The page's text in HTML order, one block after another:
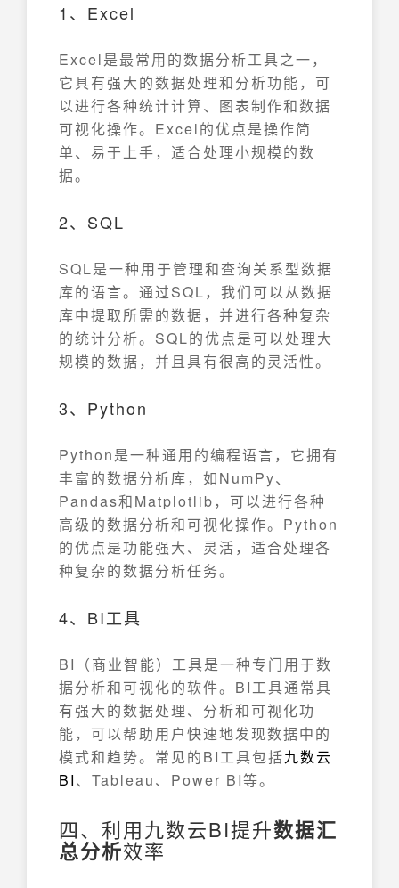
1、Excel
Excel是最常用的数据分析工具之一，
它具有强大的数据处理和分析功能，可
以进行各种统计计算、图表制作和数据
可视化操作。Excel的优点是操作简
单、易于上手，适合处理小规模的数
据。
2、SQL
SQL是一种用于管理和查询关系型数据
库的语言。通过SQL，我们可以从数据
库中提取所需的数据，并进行各种复杂
的统计分析。SQL的优点是可以处理大
规模的数据，并且具有很高的灵活性。
3、Python
Python是一种通用的编程语言，它拥有
丰富的数据分析库，如NumPy、
Pandas和Matplotlib，可以进行各种
高级的数据分析和可视化操作。Python
的优点是功能强大、灵活，适合处理各
种复杂的数据分析任务。
4、BI工具
BI（商业智能）工具是一种专门用于数
据分析和可视化的软件。BI工具通常具
有强大的数据处理、分析和可视化功
能，可以帮助用户快速地发现数据中的
模式和趋势。常见的BI工具包括九数云
BI、Tableau、Power BI等。
四、利用九数云BI提升数据汇
总分析效率